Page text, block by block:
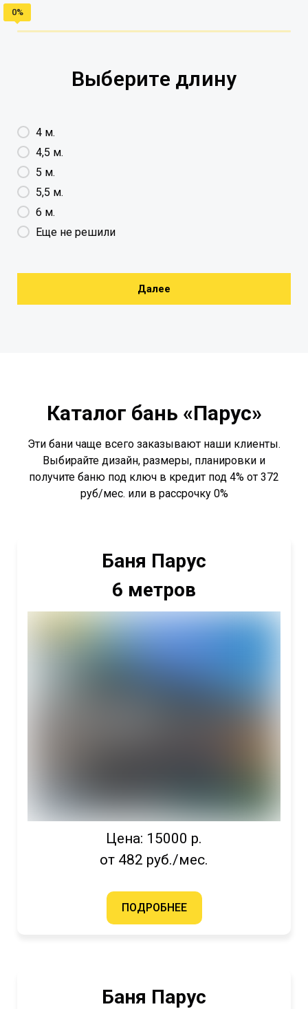
Выберите длину
4 м.
4,5 м.
5 м.
5,5 м.
6 м.
Еще не решили
Далее
Каталог бань «Парус»
Эти бани чаще всего заказывают наши клиенты.
Выбирайте дизайн, размеры, планировки и
получите баню под ключ в кредит под 4% от 372
руб/мес. или в рассрочку 0%
Баня Парус
6 метров
Цена: 15000 р.
от 482 руб./мес.
ПОДРОБНЕЕ
Баня Парус